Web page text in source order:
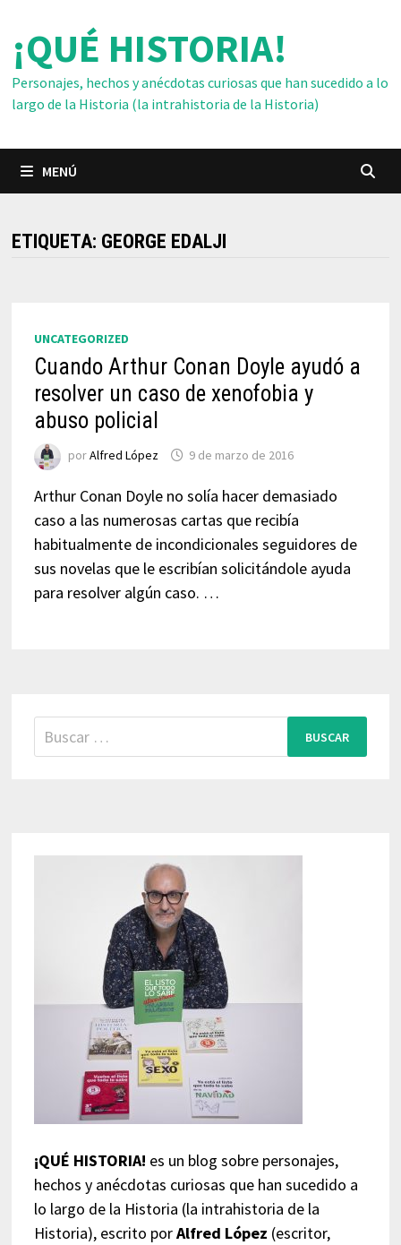
contenido
¡QUÉ HISTORIA!
Personajes, hechos y anécdotas curiosas que han sucedido a lo
largo de la Historia (la intrahistoria de la Historia)
MENÚ
ETIQUETA: GEORGE EDALJI
UNCATEGORIZED
Cuando Arthur Conan Doyle ayudó a
resolver un caso de xenofobia y
abuso policial
porAlfred López 9 de marzo de 2016
Arthur Conan Doyle no solía hacer demasiado
caso a las numerosas cartas que recibía
habitualmente de incondicionales seguidores de
sus novelas que le escribían solicitándole ayuda
para resolver algún caso. …
Buscar:
¡QUÉ HISTORIA! es un blog sobre personajes,
hechos y anécdotas curiosas que han sucedido a
lo largo de la Historia (la intrahistoria de la
Historia), escrito porAlfred López (escritor,